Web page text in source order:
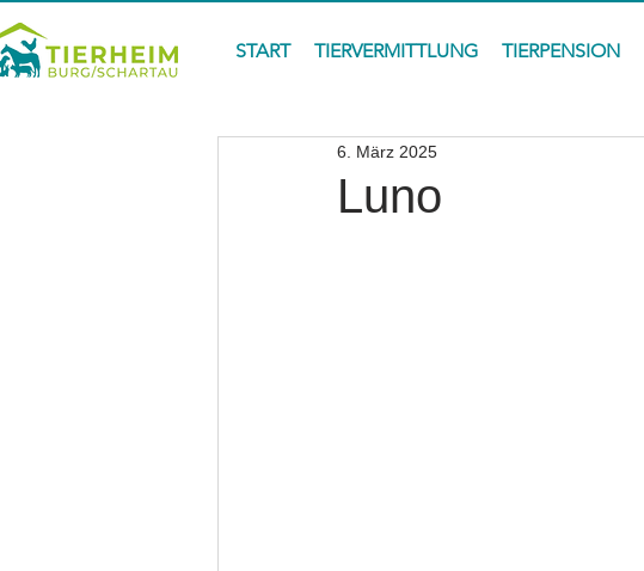
START TIERVERMITTLUNG TIERPENSION
Luno
6. März 2025